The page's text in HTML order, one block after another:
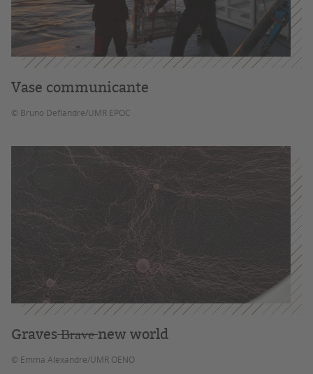
Vase communicante
© Bruno Deflandre/UMR EPOC
Graves ̶B̶r̶a̶v̶e̶ new world
© Emma Alexandre/UMR OENO